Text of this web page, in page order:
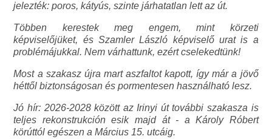
jelezték: poros, kátyús, szinte járhatatlan lett az út.
Többen kerestek meg engem, mint körzeti
képviselőjüket, és Szamler László képviselő urat is a
problémájukkal. Nem várhattunk, ezért cselekedtünk!
Most a szakasz újra mart aszfaltot kapott, így már a jövő
héttől biztonságosan és pormentesen használható lesz.
Jó hír: 2026-2028 között az Irinyi út további szakasza is
teljes rekonstrukción esik majd át - a Károly Róbert
körúttól egészen a Március 15. utcáig.